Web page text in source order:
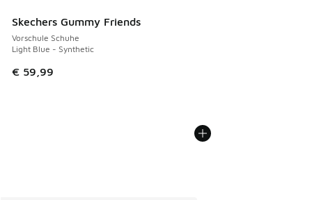
Skechers Gummy Friends
Vorschule Schuhe
Light Blue - Synthetic
€ 59,99